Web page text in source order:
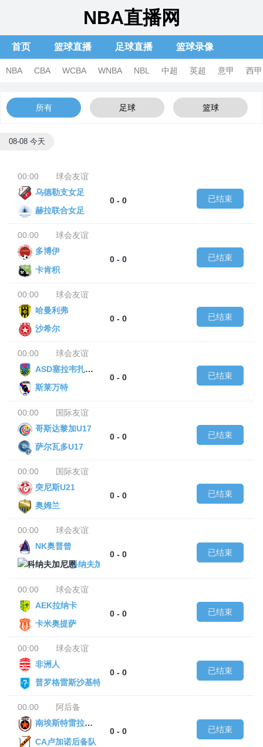
NBA直播网
首页 篮球直播 足球直播 篮球录像
足球录像 体育新闻 篮球集锦 足球集锦
NBA CBA WCBA WNBA NBL 中超 英超 意甲 西甲
所有 足球 篮球
08-08 今天
00:00
球会友谊
乌德勒支女足
0 - 0
赫拉联合女足
已结束
00:00
球会友谊
多博伊
0 - 0
卡肯积
已结束
00:00
球会友谊
哈曼利弗
0 - 0
沙希尔
已结束
00:00
球会友谊
ASD塞拉韦扎足球
0 - 0
斯莱万特
已结束
00:00
国际友谊
哥斯达黎加U17
0 - 0
萨尔瓦多U17
已结束
00:00
国际友谊
突尼斯U21
0 - 0
奥姆兰
已结束
00:00
球会友谊
NK奥普曾
0 - 0
科纳夫加尼恩
已结束
00:00
球会友谊
AEK拉纳卡
0 - 0
卡米奥提萨
已结束
00:00
球会友谊
非洲人
0 - 0
普罗格雷斯沙基特
已结束
00:00
阿后备
南埃斯特雷拉后备队
0 - 0
CA卢加诺后备队
已结束